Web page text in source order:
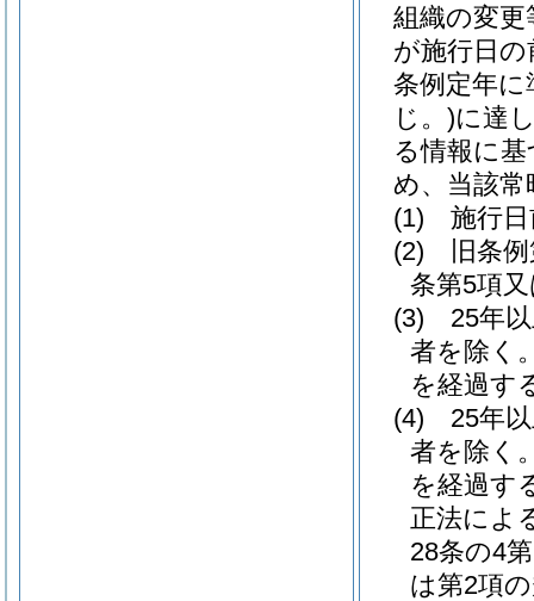
組織の変
が施行日
条例定年
じ。)に達
る情報に
め、当該
(1)
施行
(2)
旧条
条第5項
(3)
25年
者を除く
を経過す
(4)
25年
者を除く
を経過す
正法によ
28条の4
は第2項